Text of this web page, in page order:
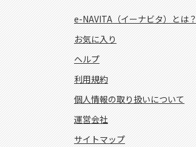
e-NAVITA（イーナビタ）とは？
お気に入り
ヘルプ
利用規約
個人情報の取り扱いについて
運営会社
サイトマップ